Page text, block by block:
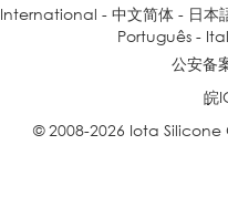
International - 中文简体- 日本
Português -
公安备
皖
© 2008-2026 Iota Silicone